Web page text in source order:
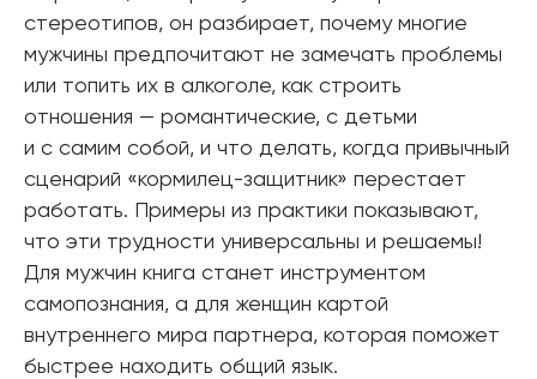
стереотипов, он разбирает, почему многие
мужчины предпочитают не замечать проблемы
или топить их в алкоголе, как строить
отношения — романтические, с детьми
и с самим собой, и что делать, когда привычный
сценарий «кормилец-защитник» перестает
работать. Примеры из практики показывают,
что эти трудности универсальны и решаемы!
Для мужчин книга станет инструментом
самопознания, а для женщин картой
внутреннего мира партнера, которая поможет
быстрее находить общий язык.